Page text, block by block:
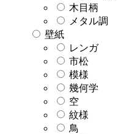
木目柄
メタル調
壁紙
レンガ
市松
模様
幾何学
空
紋様
鳥